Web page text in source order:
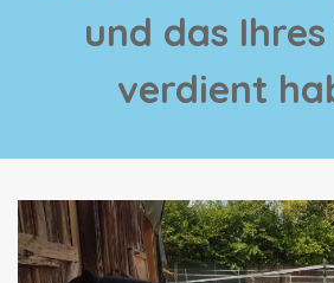
und das
verdient